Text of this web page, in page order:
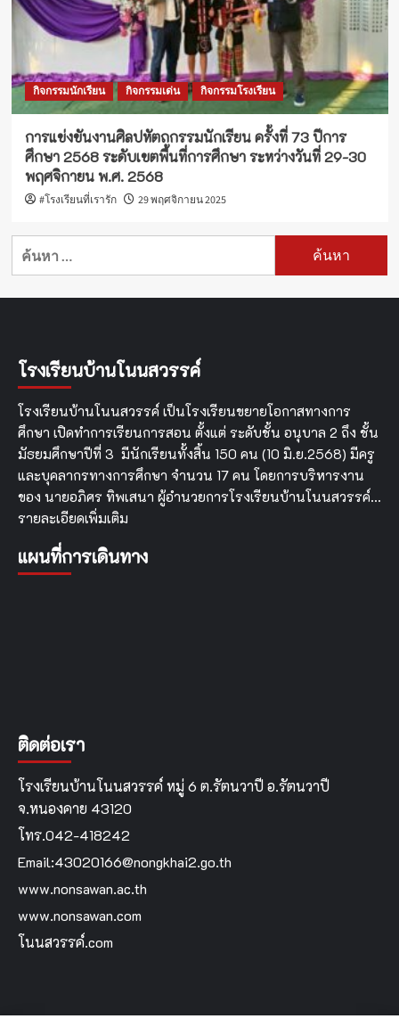
กิจกรรมนักเรียน กิจกรรมเด่น กิจกรรมโรงเรียน
การแข่งขันงานศิลปหัตถกรรมนักเรียน ครั้งที่ 73 ปีการ
ศึกษา 2568 ระดับเขตพื้นที่การศึกษา ระหว่างวันที่ 29-30
พฤศจิกายน พ.ศ. 2568
#โรงเรียนที่เรารัก 29 พฤศจิกายน 2025
ค้นหา
โรงเรียนบ้านโนนสวรรค์
โรงเรียนบ้านโนนสวรรค์ เป็นโรงเรียนขยายโอกาสทางการ
ศึกษา เปิดทำการเรียนการสอน ตั้งแต่ ระดับชั้น อนุบาล 2 ถึง ชั้น
มัธยมศึกษาปีที่ 3 มีนักเรียนทั้งสิ้น 150 คน (10 มิ.ย.2568) มีครู
และบุคลากรทางการศึกษา จำนวน 17 คน โดยการบริหารงาน
ของ นายอภิศร ทิพเสนา ผู้อำนวยการโรงเรียนบ้านโนนสวรรค์…
รายละเอียดเพิ่มเติม
แผนที่การเดินทาง
ติดต่อเรา
โรงเรียนบ้านโนนสวรรค์ หมู่ 6 ต.รัตนวาปี อ.รัตนวาปี
จ.หนองคาย 43120
โทร.042-418242
Email:43020166@nongkhai2.go.th
www.nonsawan.ac.th
www.nonsawan.com
โนนสวรรค์.com